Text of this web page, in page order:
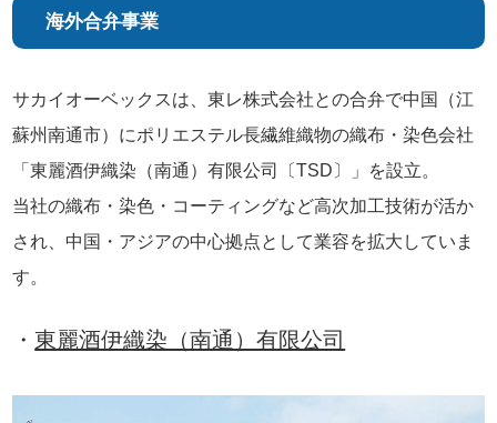
海外合弁事業
サカイオーベックスは、東レ株式会社との合弁で中国（江
蘇州南通市）にポリエステル長繊維織物の織布・染色会社
「東麗酒伊織染（南通）有限公司〔TSD〕」を設立。
当社の織布・染色・コーティングなど高次加工技術が活か
され、中国・アジアの中心拠点として業容を拡大していま
す。
・東麗酒伊織染（南通）有限公司